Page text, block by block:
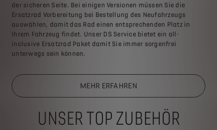
der sicheren Seite. Bei einigen Versionen müssen Sie die
Ersatzrad Vorbereitung bei Bestellung des Neufahrzeugs
auswählen, damit das Rad einen entsprechenden Platz in
Ihrem Fahrzeug findet. Unser DS Service bietet ein all-
inclusive Ersatzrad Paket damit Sie immer sorgenfrei
unterwegs sein können.
MEHR ERFAHREN
UNSER TOP ZUBEHÖR